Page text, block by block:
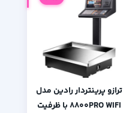
ترازو پرینتردار رادین مدل
۸۸۰۰PRO WIFI با ظرفیت